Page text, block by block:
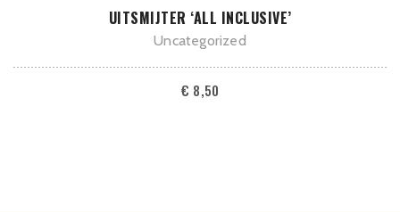
TOEVOEGEN AAN WINKELWAGEN
UITSMIJTER ‘ALL INCLUSIVE’
Uncategorized
€ 8,50